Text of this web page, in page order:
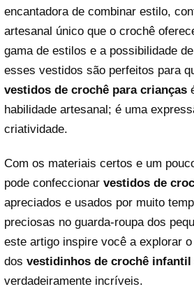
encantadora de combinar estilo,
artesanal único que o crochê
gama de estilos e a possibilidade
esses vestidos são perfeitos para
vestidos de crochê para crianças
habilidade artesanal; é uma
criatividade.
Com os materiais certos e um
pode confeccionar vestidos de
apreciados e usados por muito
preciosas no guarda-roupa dos
este artigo inspire você a explorar
dos vestidinhos de crochê infantil
verdadeiramente incríveis.